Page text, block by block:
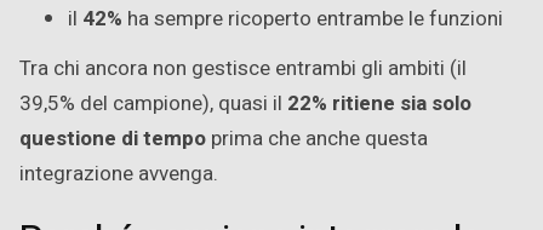
il 42% ha sempre ricoperto entrambe le funzioni
Tra chi ancora non gestisce entrambi gli ambiti (il
39,5% del campione), quasi il 22% ritiene sia solo
questione di tempo prima che anche questa
integrazione avvenga.